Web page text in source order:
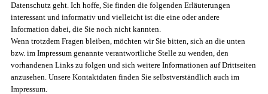
Datenschutz geht. Ich hoffe, Sie finden die folgenden Erläuterungen
interessant und informativ und vielleicht ist die eine oder andere
Information dabei, die Sie noch nicht kannten.
Wenn trotzdem Fragen bleiben, möchten wir Sie bitten, sich an die unten
bzw. im Impressum genannte verantwortliche Stelle zu wenden, den
vorhandenen Links zu folgen und sich weitere Informationen auf Drittseiten
anzusehen. Unsere Kontaktdaten finden Sie selbstverständlich auch im
Impressum.